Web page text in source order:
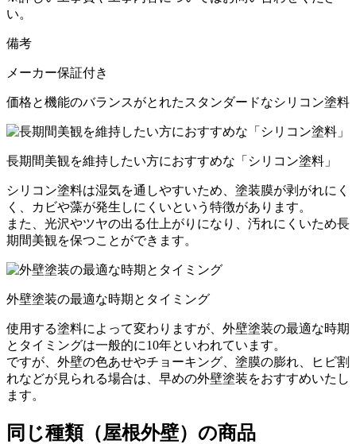
い。
備考
メーカー保証付き
価格と機能のバランスがとれたスタンダードなシリコン塗料
長期間美観を維持したい方におすすめな「シリコン塗料」
シリコン塗料は湿気を通しやすいため、塗装膜が剥がれにく
く、カビや藻が発生しにくいという特徴があります。
また、光沢やツヤの出る仕上がりになり、汚れにくいため長
期間美観を保つことができます。
外壁塗装の最適な時期とタイミング
使用する塗料によって変わりますが、外壁塗装の最適な時期
とタイミングは一般的に10年といわれています。
ですが、外壁の色あせやチョーキング、塗膜の膨れ、ヒビ割
れなどが見られる場合は、早めの外壁塗装をおすすめいたし
ます。
同じ種類（屋根外壁）の商品